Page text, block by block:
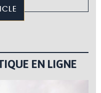
EN LIGNE